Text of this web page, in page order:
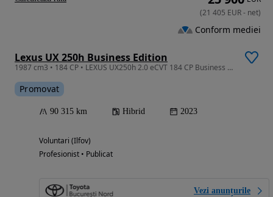
Lexus UX 250h Business Edition
1987 cm3 • 184 CP • LEXUS UX250h 2.0 eCVT 184 CP Business FWD
Promovat
90 315 km Hibrid 2023
Voluntari (Ilfov)
Profesionist • Publicat
Vezi anunțurile
(21 405 EUR- net)
Conform mediei